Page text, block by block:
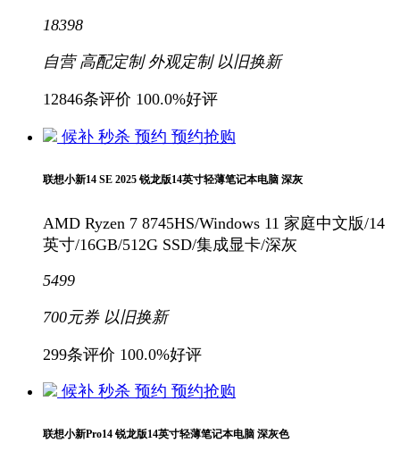
18398
自营 高配定制 外观定制 以旧换新
12846条评价 100.0%好评
候补 秒杀 预约 预约抢购
联想小新14 SE 2025 锐龙版14英寸轻薄笔记本电脑 深灰
AMD Ryzen 7 8745HS/Windows 11 家庭中文版/14
英寸/16GB/512G SSD/集成显卡/深灰
5499
700元券 以旧换新
299条评价 100.0%好评
候补 秒杀 预约 预约抢购
联想小新Pro14 锐龙版14英寸轻薄笔记本电脑 深灰色